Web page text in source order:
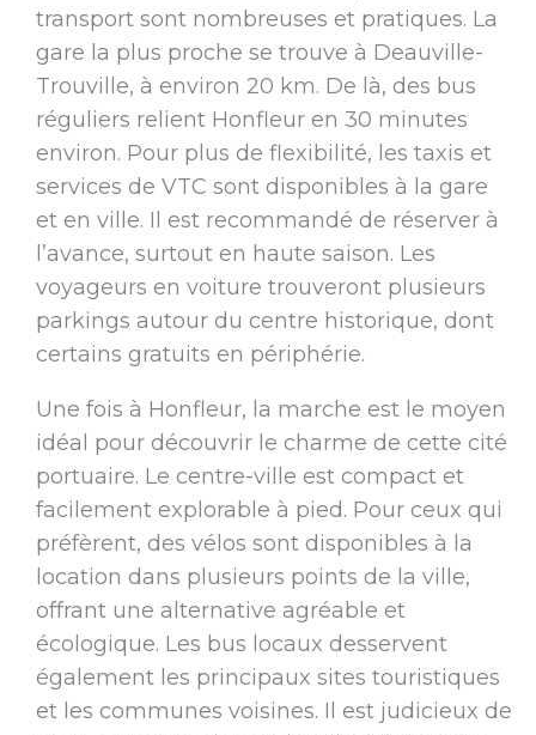
transport sont nombreuses et pratiques. La
gare la plus proche se trouve à Deauville-
Trouville, à environ 20 km. De là, des bus
réguliers relient Honfleur en 30 minutes
environ. Pour plus de flexibilité, les taxis et
services de VTC sont disponibles à la gare
et en ville. Il est recommandé de réserver à
l’avance, surtout en haute saison. Les
voyageurs en voiture trouveront plusieurs
parkings autour du centre historique, dont
certains gratuits en périphérie.
Une fois à Honfleur, la marche est le moyen
idéal pour découvrir le charme de cette cité
portuaire. Le centre-ville est compact et
facilement explorable à pied. Pour ceux qui
préfèrent, des vélos sont disponibles à la
location dans plusieurs points de la ville,
offrant une alternative agréable et
écologique. Les bus locaux desservent
également les principaux sites touristiques
et les communes voisines. Il est judicieux de